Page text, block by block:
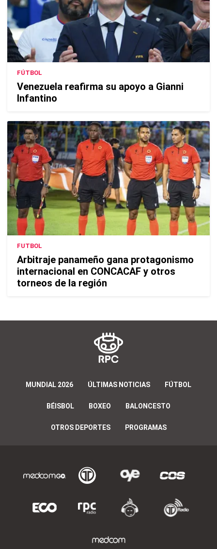
FÚTBOL
Venezuela reafirma su apoyo a Gianni
Infantino
FUTBOL
Arbitraje panameño gana protagonismo
internacional en CONCACAF y otros
torneos de la región
MUNDIAL 2026 ÚLTIMAS NOTICIAS FÚTBOL
BÉISBOL BOXEO BALONCESTO
OTROS DEPORTES PROGRAMAS